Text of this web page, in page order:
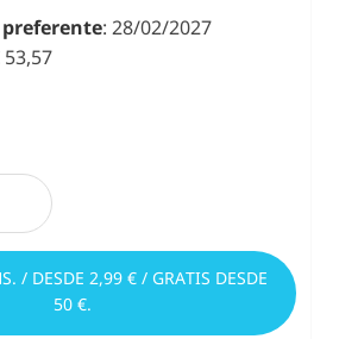
: 28/02/2027
53,57
/ DESDE 2,99 € / GRATIS DESDE
50 €.